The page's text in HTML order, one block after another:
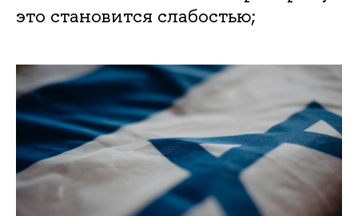
это становится слабостью;